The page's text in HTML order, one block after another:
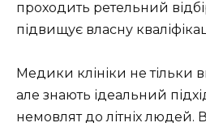
проходить ретельний
підвищує власну
Медики клініки не тільки
але знають ідеальний
немовлят до літніх